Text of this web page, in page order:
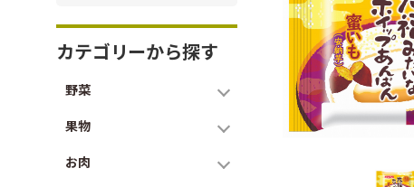
カテゴリーから探す
野菜
果物
お肉